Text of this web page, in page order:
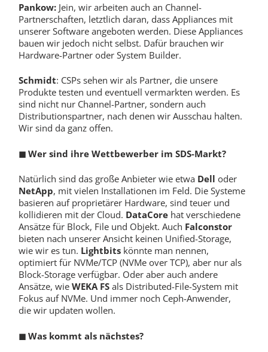
Pankow:Jein, wir arbeiten auch an Channel-
Partnerschaften, letztlich daran, dass Appliances mit
unserer Software angeboten werden. Diese Appliances
bauen wir jedoch nicht selbst. Dafür brauchen wir
Hardware-Partner oder System Builder.
Schmidt: CSPs sehen wir als Partner, die unsere
Produkte testen und eventuell vermarkten werden. Es
sind nicht nur Channel-Partner, sondern auch
Distributionspartner, nach denen wir Ausschau halten.
Wir sind da ganz offen.
◼ Wer sind ihre Wettbewerber im SDS-Markt?
Natürlich sind das große Anbieter wie etwa Dell oder
NetApp, mit vielen Installationen im Feld. Die Systeme
basieren auf proprietärer Hardware, sind teuer und
kollidieren mit der Cloud. DataCorehat verschiedene
Ansätze für Block, File und Objekt. Auch Falconstor
bieten nach unserer Ansicht keinen Unified-Storage,
wie wir es tun. Lightbitskönnte man nennen,
optimiert für NVMe/TCP (NVMe over TCP), aber nur als
Block-Storage verfügbar. Oder aber auch andere
Ansätze, wie WEKA FS als Distributed-File-System mit
Fokus auf NVMe. Und immer noch Ceph-Anwender,
die wir updaten wollen.
◼ Was kommt als nächstes?